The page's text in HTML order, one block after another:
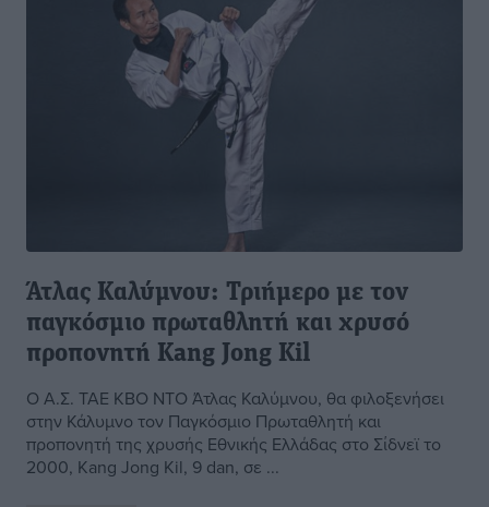
Άτλας Καλύμνου: Τριήμερο με τον
παγκόσμιο πρωταθλητή και χρυσό
προπονητή Kang Jong Kil
Ο Α.Σ. ΤΑΕ ΚΒΟ ΝΤΟ Άτλας Καλύμνου, θα φιλοξενήσει
στην Κάλυμνο τον Παγκόσμιο Πρωταθλητή και
προπονητή της χρυσής Εθνικής Ελλάδας στο Σίδνεϊ το
2000, Kang Jong Kil, 9 dan, σε ...